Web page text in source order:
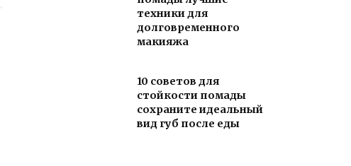
техники для
долговременного
макияжа
10 советов для
стойкости помады
сохраните идеальный
вид губ после еды